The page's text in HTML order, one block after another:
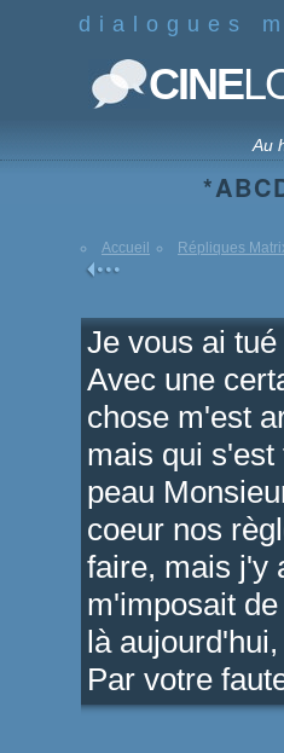
dialogues
CINE
Au
*ABC
Accueil Répliques
Je vous ai
Avec une
chose m'est
mais qui
peau
coeur nos
faire, mais j'y
m'imposait
là
Par votre